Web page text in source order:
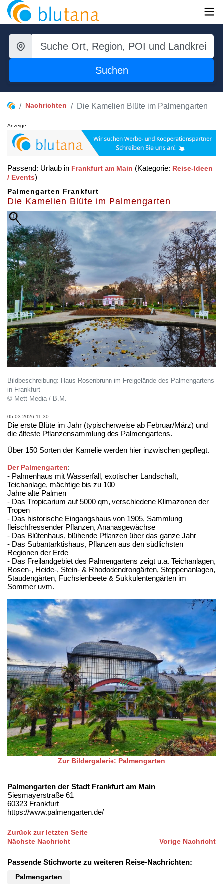
Suchen
Nachrichten Die Kamelien Blüte im Palmengarten
Anzeige
Passend: Urlaub in Frankfurt am Main (Kategorie: Reise-Ideen
/ Events)
Palmengarten Frankfurt
Die Kamelien Blüte im Palmengarten
Bildbeschreibung: Haus Rosenbrunn im Freigelände des Palmengartens
in Frankfurt
© Mett Media / B.M.
05.03.2026 11:30
Die erste Blüte im Jahr (typischerweise ab Februar/März) und
die älteste Pflanzensammlung des Palmengartens.
Über 150 Sorten der Kamelie werden hier inzwischen gepflegt.
Der Palmengarten:
- Palmenhaus mit Wasserfall, exotischer Landschaft,
Teichanlage, mächtige bis zu 100
Jahre alte Palmen
- Das Tropicarium auf 5000 qm, verschiedene Klimazonen der
Tropen
- Das historische Eingangshaus von 1905, Sammlung
fleischfressender Pflanzen, Ananasgewächse
- Das Blütenhaus, blühende Pflanzen über das ganze Jahr
- Das Subantarktishaus, Pflanzen aus den südlichsten
Regionen der Erde
- Das Freilandgebiet des Palmengartens zeigt u.a. Teichanlagen,
Rosen-, Heide-, Stein- & Rhododendrongärten, Steppenanlagen,
Staudengärten, Fuchsienbeete & Sukkulentengärten im
Sommer uvm.
Zur Bildergalerie: Palmengarten
Palmengarten der Stadt Frankfurt am Main
Siesmayerstraße 61
60323 Frankfurt
https://www.palmengarten.de/
Zurück zur letzten Seite
Nächste Nachricht
Vorige Nachricht
Passende Stichworte zu weiteren Reise-Nachrichten:
Palmengarten